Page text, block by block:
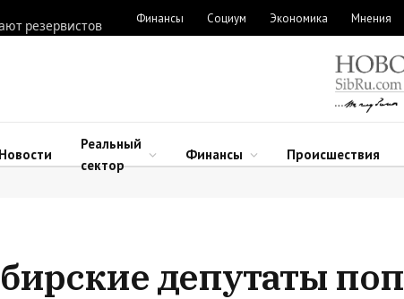
резервистов
Финансы Социум Экономика Мнения
Новости
Реальный
сектор
Финансы Происшествия
депутаты